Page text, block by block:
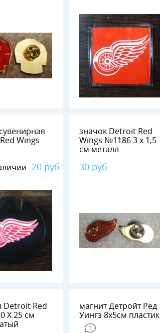
Wings
20 руб
значок Detroit Red
Wings №1186 3 х 1,5
см металл
30 руб
Detroit Red
магнит Детройт Ред
Уингз 8х5см пластик
1